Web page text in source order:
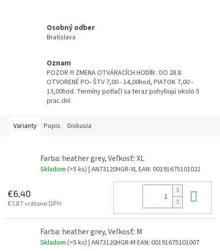
Osobný odber
Bratislava
Oznam
POZOR !!! ZMENA OTVÁRACÍCH HODÍN : DO 28.8.
OTVORENÉ PO- ŠTV 7,00 - 14,00hod, PIATOK 7,00 -
13,00hod. Termíny potlačí sa teraz pohybujú okolo 5
prac.dní.
Varianty Popis Diskusia
Farba: heather grey, Veľkosť: XL
Skladom (>5 ks) | AN73120HGR-XLEAN: 00191675101021
€6,40
€7,87 vrátane DPH
Farba: heather grey, Veľkosť: M
Skladom (>5 ks) | AN73120HGR-M EAN: 00191675101007